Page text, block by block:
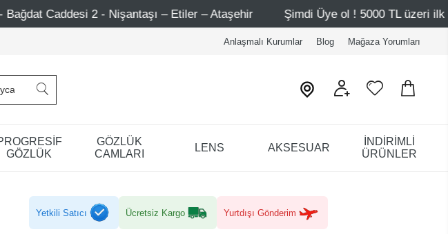
– Etiler – Ataşehir Şimdi Üye ol ! 5000 TL üzeri ilk alışverişinde 500
Anlaşmalı Kurumlar Blog Mağaza Yorumları
GÖZLÜK
GÖZLÜK
CAMLARI
LENS AKSESUAR
İNDİRİMLİ
ÜRÜNLER
Yetkili Satıcı Ücretsiz Kargo Yurtdışı Gönderim